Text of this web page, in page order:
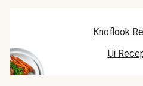
Knoflook
Ui